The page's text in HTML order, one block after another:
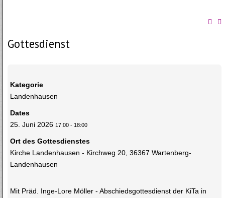
Gottesdienst
Kategorie
Landenhausen
Dates
25. Juni 2026 17:00- 18:00
Ort des Gottesdienstes
Kirche Landenhausen - Kirchweg 20, 36367 Wartenberg-
Landenhausen
Mit Präd. Inge-Lore Möller - Abschiedsgottesdienst der KiTa in